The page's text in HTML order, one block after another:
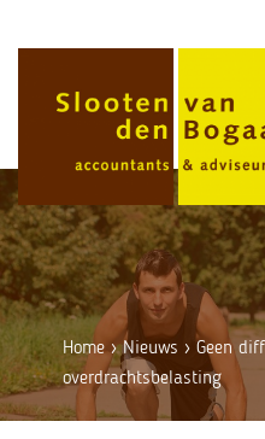
Home›Nieuws ›Geen
overdrachtsbelasting